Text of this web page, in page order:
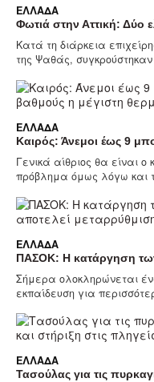
ΕΛΛΆΔΑ
Φωτιά στην Αττική: Δύο
Κατά τη διάρκεια
της Ψαθάς,
ΕΛΛΆΔΑ
Καιρός: Άνεμοι έως 9
Γενικά αίθριος θα είναι
πρόβλημα όμως λόγω και
ΕΛΛΆΔΑ
ΠΑΣΟΚ: Η κατάργηση
Σήμερα ολοκληρώνεται
εκπαίδευση για
ΕΛΛΆΔΑ
Τασούλας για τις